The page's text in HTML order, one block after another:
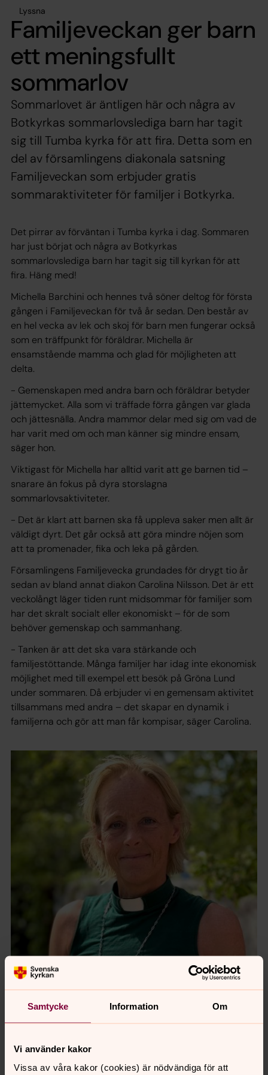
Samtycke Information Om
Vi använder kakor
Vissa av våra kakor (cookies) är nödvändiga för att
Lyssna
Familjeveckan ger barn
ett meningsfullt
sommarlov
Sommarlovet är äntligen här och några av
Botkyrkas sommarlovslediga barn har tagit
sig till Tumba kyrka för att fira. Detta som en
del av församlingens diakonala satsning
Familjeveckan som erbjuder gratis
sommaraktiviteter för familjer i Botkyrka.
Det pirrar av förväntan i Tumba kyrka i dag. Sommaren
har just börjat och några av Botkyrkas
sommarlovslediga barn har tagit sig till kyrkan för att
fira. Häng med!
Michella Barchini och hennes två söner deltog för första
gången i Familjeveckan för två år sedan. Den består av
en hel vecka av lek och skoj för barn men fungerar också
som en träffpunkt för föräldrar. Michella är
ensamstående mamma och glad för möjligheten att
delta.
- Gemenskapen med andra barn och föräldrar betyder
jättemycket. Alla som vi träffade förra gången var glada
och jättesnälla. Andra mammor delar med sig om vad de
har varit med om och man känner sig mindre ensam,
säger hon.
Viktigast för Michella har alltid varit att ge barnen tid –
snarare än fokus på dyra storslagna
sommarlovsaktiviteter.
- Det är klart att barnen ska få uppleva saker men allt är
väldigt dyrt. Det går också att göra mindre nöjen som
att ta promenader, fika och leka på gården.
Församlingens Familjevecka grundades för drygt tio år
sedan av bland annat diakon Carolina Nilsson. Det är ett
veckolångt läger tiden runt midsommar för familjer som
har det skralt socialt eller ekonomiskt – för de som
behöver gemenskap och sammanhang.
- Tanken är att det ska vara stärkande och
familjestöttande. Många familjer har idag inte ekonomisk
möjlighet med till exempel ett besök på Gröna Lund
under sommaren. Då erbjuder vi en gemensam aktivitet
tillsammans med andra – det skapar en dynamik i
familjerna och gör att man får kompisar, säger Carolina.